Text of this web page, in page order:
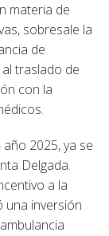
materia de
sobresale la
de
traslado de
con la
2025, ya se
Delgada.
a la
una inversión